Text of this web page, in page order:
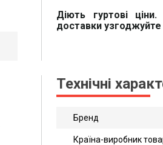
Діють гуртові
доставки
Технічні
Бренд
Країна-виробник